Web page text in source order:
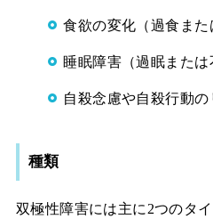
食欲の変化（過食また
睡眠障害（過眠または
自殺念慮や自殺行動
種類
双極性障害には主に2つのタイ